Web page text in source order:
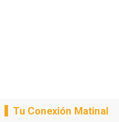
Tu Conexión Matinal